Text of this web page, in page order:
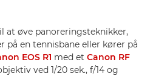
at øve panoreringsteknikker,
en tennisbane eller kører på
EOS R1 med et Canon RF
ved 1/20 sek., f/14 og